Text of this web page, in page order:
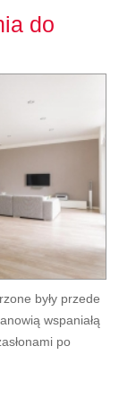
do
były przede
wspaniałą
po